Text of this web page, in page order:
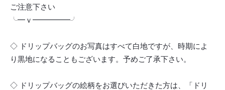
ご注意下さい
╰━ｖ━━━━━╯
◇ ドリップバッグのお写真はすべて白地ですが、時期によ
り黒地になることもございます。予めご了承下さい。
◇ ドリップバッグの絵柄をお選びいただきた方は、「ドリ